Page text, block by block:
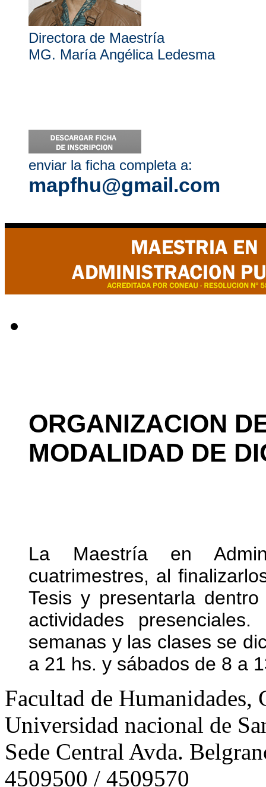
Directora de Maestría
MG. María Angélica Ledesma
enviar la ficha completa a:
mapfhu@gmail.com
ORGANIZACION
MODALIDAD DE
La Maestría en
cuatrimestres, al
Tesis y presentarla
actividades
semanas y las clases se
a 21 hs. y sábados de 8 a
Facultad de Humanidades,
Universidad nacional de
Sede Central Avda.
4509500 / 4509570